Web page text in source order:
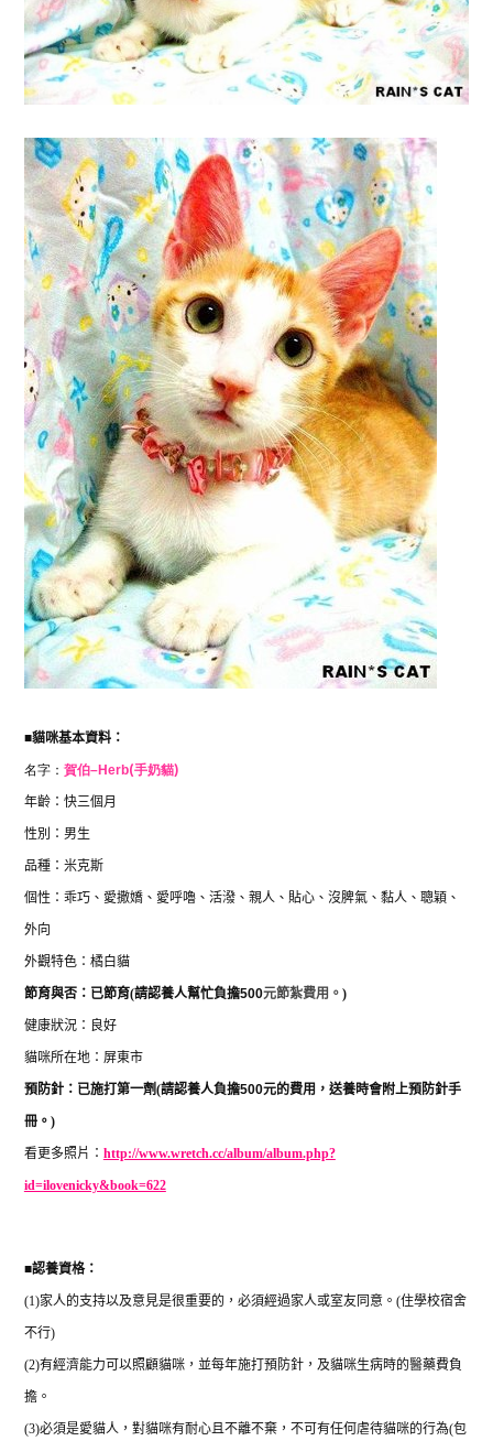
■貓咪基本資料：
名字： 賀伯–Herb(手奶貓)
年齡：快三個月
性別：男生
品種：米克斯
個性：乖巧、愛撒嬌、愛呼嚕、活潑、親人、貼心、沒脾氣、黏人、聰穎、
外向
外觀特色：橘白貓
節育與否：已節育(請認養人幫忙負擔500元節紮費用。 )
健康狀況：良好
貓咪所在地：屏東市
預防針：已施打第一劑(請認養人負擔500元的費用，送養時會附上預防針手
冊。 )
看更多照片： http://www.wretch.cc/album/album.php?
id=ilovenicky&book=622
■認養資格：
(1)家人的支持以及意見是很重要的，必須經過家人或室友同意。 (住學校宿舍
不行)
(2)有經濟能力可以照顧貓咪，並每年施打預防針，及貓咪生病時的醫藥費負
擔。
(3)必須是愛貓人，對貓咪有耐心且不離不棄，不可有任何虐待貓咪的行為(包